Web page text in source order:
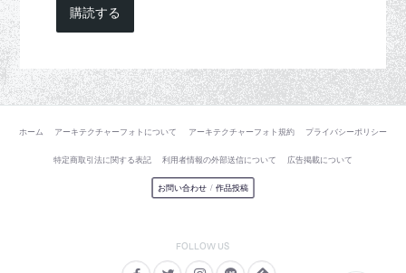
購読する
ホーム アーキテクチャーフォトについて アーキテクチャーフォト規約 プライバシーポリシー
特定商取引法に関する表記 利用者情報の外部送信について 広告掲載について
お問い合わせ / 作品投稿